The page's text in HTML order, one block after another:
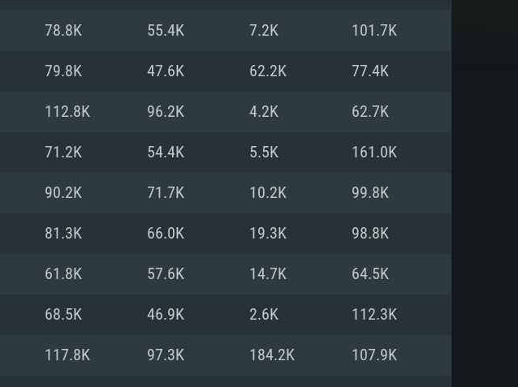
사항
장 사양
체제: Windows 10/11 (64 bit)
세서: Intel Core i5 또는 Ryzen 5 3600 이상
리: 16 GB 이상
픽 카드: DirectX 11 이상을 지원하는 Nvidia
장 사양
체제: Mac OS Big Sur 11.0
세서: Core i7 (Intel Xeon 은 지원하지 않습니
장 사양
체제: Ubuntu 20.04 64bit
세서: Intel Core i7
리: 16 GB
픽 카드: Vulkan 을 지원하고, 최신 그래픽 드라
78.8K 55.4K 7.2K 101.7K
79.8K 47.6K 62.2K 77.4K
112.8K 96.2K 4.2K 62.7K
71.2K 54.4K 5.5K 161.0K
90.2K 71.7K 10.2K 99.8K
81.3K 66.0K 19.3K 98.8K
61.8K 57.6K 14.7K 64.5K
68.5K 46.9K 2.6K 112.3K
117.8K 97.3K 184.2K 107.9K